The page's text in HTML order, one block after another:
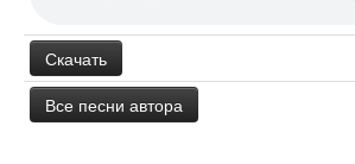
Скачать
Все песни автора